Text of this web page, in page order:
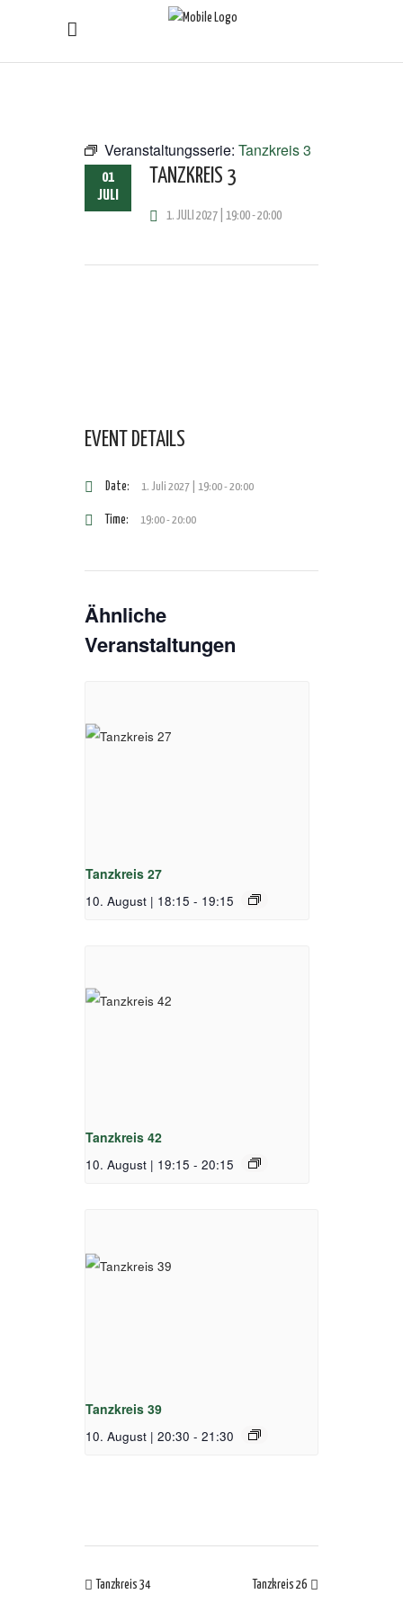
Veranstaltungsserie: Tanzkreis 3
01
JULI
TANZKREIS 3
1. JULI 2027 | 19:00-20:00
EVENT DETAILS
Date: 1. Juli 2027 | 19:00-20:00
Time: 19:00 - 20:00
Ähnliche
Veranstaltungen
Tanzkreis 27
10. August | 18:15 - 19:15
Tanzkreis 42
10. August | 19:15 - 20:15
Tanzkreis 39
10. August | 20:30 - 21:30
Tanzkreis 34 Tanzkreis 26